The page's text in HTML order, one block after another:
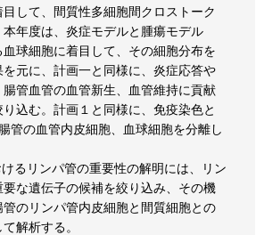
して、間質性多細胞間クロストーク
年度は、炎症モデルと腫瘍モデル
球細胞に着目して、その細胞分布を
元に、計画一と同様に、炎症応答や
管血管の血管新生、血管維持に貢献
込む。計画１と同様に、免疫染色と
管の血管内皮細胞、血球細胞を分離し
るリンパ管の重要性の解明には、リン
な遺伝子の候補を絞り込み、その機
のリンパ管内皮細胞と間質細胞との
解析する。